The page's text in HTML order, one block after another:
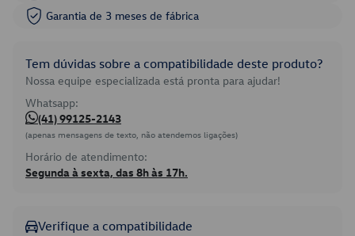
Garantia de 3 meses de fábrica
Tem dúvidas sobre a compatibilidade deste produto?
Nossa equipe especializada está pronta para ajudar!
Whatsapp:
(41) 99125-2143
(apenas mensagens de texto, não atendemos ligações)
Horário de atendimento:
Segunda à sexta, das 8h às 17h.
Verifique a compatibilidade